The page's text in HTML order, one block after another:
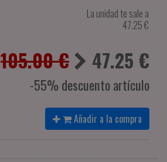
La unidad te sale a
47.25€
105.00 € 47.25 €
-55% descuento artículo
Añadir a la compra